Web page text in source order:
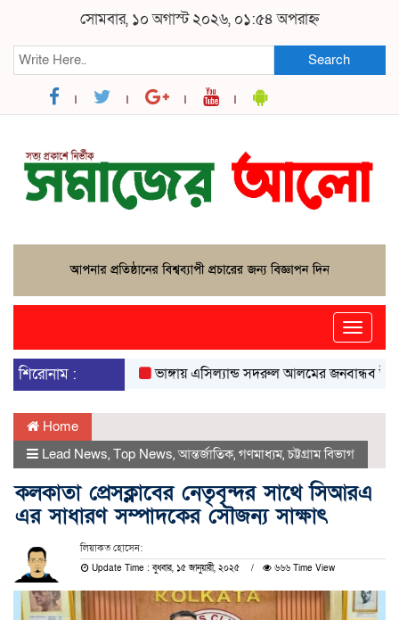
সোমবার, ১০ অগাস্ট ২০২৬, ০১:৫৪ অপরাহ্ন
Search
Toggle
শিরোনাম :
ভাঙ্গায় এসিল্যান্ড সদরুল আলমের জনবান্ধব
Home
Lead News, Top News,আন্তর্জাতিক, গণমাধ্যম,চট্টগ্রাম বিভাগ
কলকাতা প্রেসক্লাবের নেতৃবৃন্দর সাথে সিআরএ
এর সাধারণ সম্পাদকের সৌজন্য সাক্ষাৎ
লিয়াকত হোসেন:
Update Time : বুধবার, ১৫ জানুয়ারী, ২০২৫ ৬৬৬ Time View